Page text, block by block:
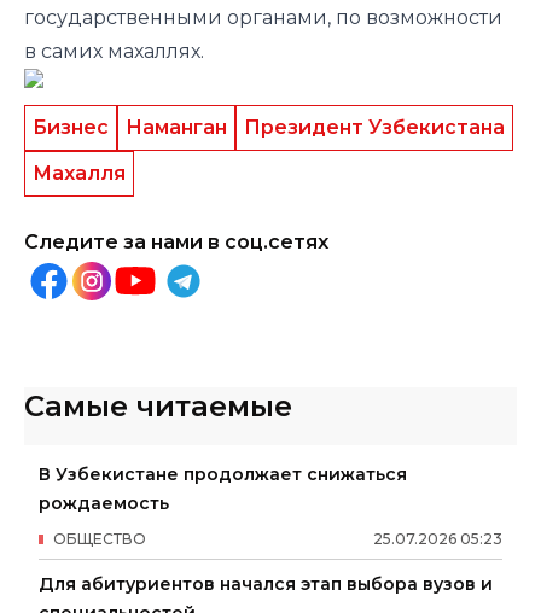
государственными органами, по возможности
в самих махаллях.
Бизнес Наманган
Президент Узбекистана
Махалля
Следите за нами в соц.сетях
Самые читаемые
В Узбекистане продолжает снижаться
рождаемость
25.07.2026 05:23
ОБЩЕСТВО
Для абитуриентов начался этап выбора вузов и